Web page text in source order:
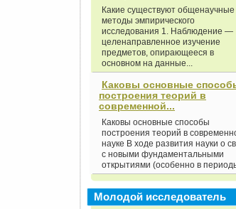
Какие существуют общенаучные
методы эмпирического
исследования 1. Наблюдение —
целенаправленное изучение
предметов, опирающееся в
основном на данные...
Каковы основные
построения теорий в
современной...
Каковы основные способы
построения теорий в
науке В ходе развития науки о
с новыми фундаментальными
открытиями (особенно в
Молодой исследователь